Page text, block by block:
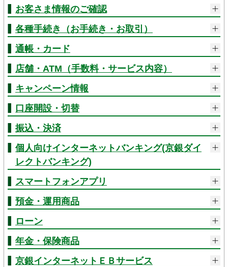
お客さま情報のご確認
各種手続き（お手続き・お取引）
通帳・カード
店舗・ATM（手数料・サービス内容）
キャンペーン情報
口座開設・切替
振込・決済
個人向けインターネットバンキング(京銀ダイ
レクトバンキング)
スマートフォンアプリ
預金・運用商品
ローン
年金・保険商品
京銀インターネットＥＢサービス